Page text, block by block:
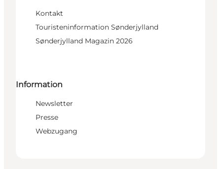
Kontakt
Touristeninformation Sønderjylland
Sønderjylland Magazin 2026
Information
Newsletter
Presse
Webzugang